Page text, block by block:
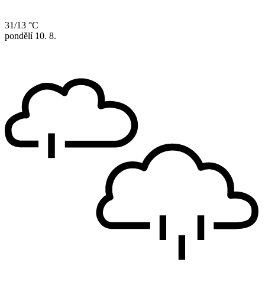
31/13 °C
pondělí 10. 8.